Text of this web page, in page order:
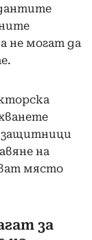
не могат да
на
място
за